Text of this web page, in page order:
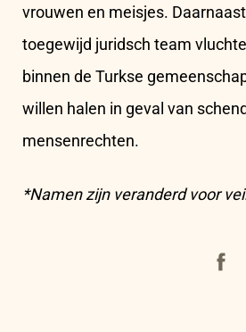
vrouwen en meisjes.
toegewijd juridsch team
binnen de Turkse
willen halen in geval van
mensenrechten.
*Namen zijn veranderd voor